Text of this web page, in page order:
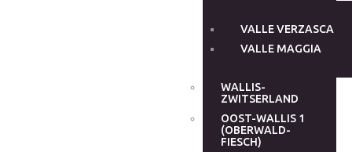
VALLE VERZASCA
VALLE MAGGIA
WALLIS-
ZWITSERLAND
OOST-WALLIS 1
(OBERWALD-
FIESCH)